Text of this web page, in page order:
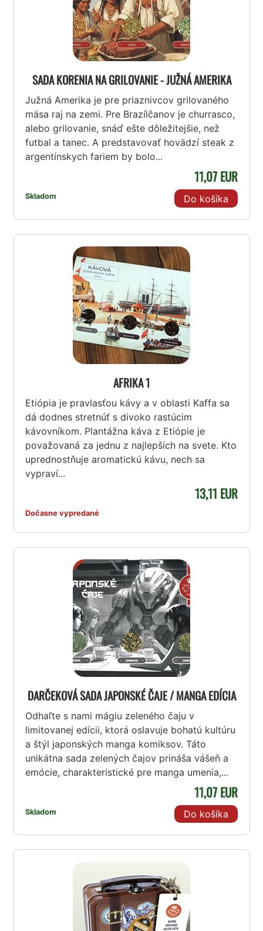
SADA KORENIA NA GRILOVANIE - JUŽNÁ AMERIKA
Južná Amerika je pre priaznivcov grilovaného
mäsa raj na zemi. Pre Brazílčanov je churrasco,
alebo grilovanie, snáď ešte dôležitejšie, než
futbal a tanec. A predstavovať hovädzí steak z
argentínskych fariem by bolo...
Skladom
11,07 EUR
Do košíka
AFRIKA 1
Etiópia je pravlasťou kávy a v oblasti Kaffa sa
dá dodnes stretnúť s divoko rastúcim
kávovníkom. Plantážna káva z Etiópie je
považovaná za jednu z najlepších na svete. Kto
uprednostňuje aromatickú kávu, nech sa
vypraví...
Dočasne vypredané
13,11 EUR
DARČEKOVÁ SADA JAPONSKÉ ČAJE / MANGA EDÍCIA
Odhaľte s nami mágiu zeleného čaju v
limitovanej edícii, ktorá oslavuje bohatú kultúru
a štýl japonských manga komiksov. Táto
unikátna sada zelených čajov prináša vášeň a
emócie, charakteristické pre manga umenia,...
Skladom
11,07 EUR
Do košíka